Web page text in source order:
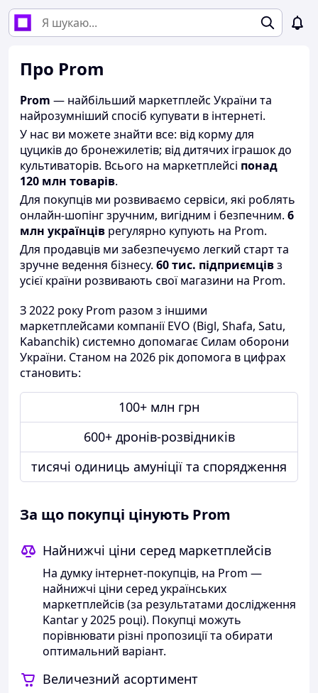
Про Prom
Prom — найбільший маркетплейс України та
найрозумніший спосіб купувати в інтернеті.
У нас ви можете знайти все: від корму для
цуциків до бронежилетів; від дитячих іграшок до
культиваторів. Всього на маркетплейсі понад
120 млн товарів.
Для покупців ми розвиваємо сервіси, які роблять
онлайн-шопінг зручним, вигідним і безпечним. 6
млн українців регулярно купують на Prom.
Для продавців ми забезпечуємо легкий старт та
зручне ведення бізнесу. 60 тис. підприємцівз
усієї країни розвивають свої магазини на Prom.
З 2022 року Prom разом з іншими
маркетплейсами компанії EVO (Bigl, Shafa, Satu,
Kabanchik) системно допомагає Силам оборони
України. Станом на 2026 рік допомога в цифрах
становить:
100+ млн грн
600+ дронів-розвідників
тисячі одиниць амуніції та спорядження
За що покупці цінують Prom
Найнижчі ціни серед маркетплейсів
На думку інтернет-покупців, на Prom —
найнижчі ціни серед українських
маркетплейсів (за результатами дослідження
Kantar у 2025 році). Покупці можуть
порівнювати різні пропозиції та обирати
оптимальний варіант.
Величезний асортимент